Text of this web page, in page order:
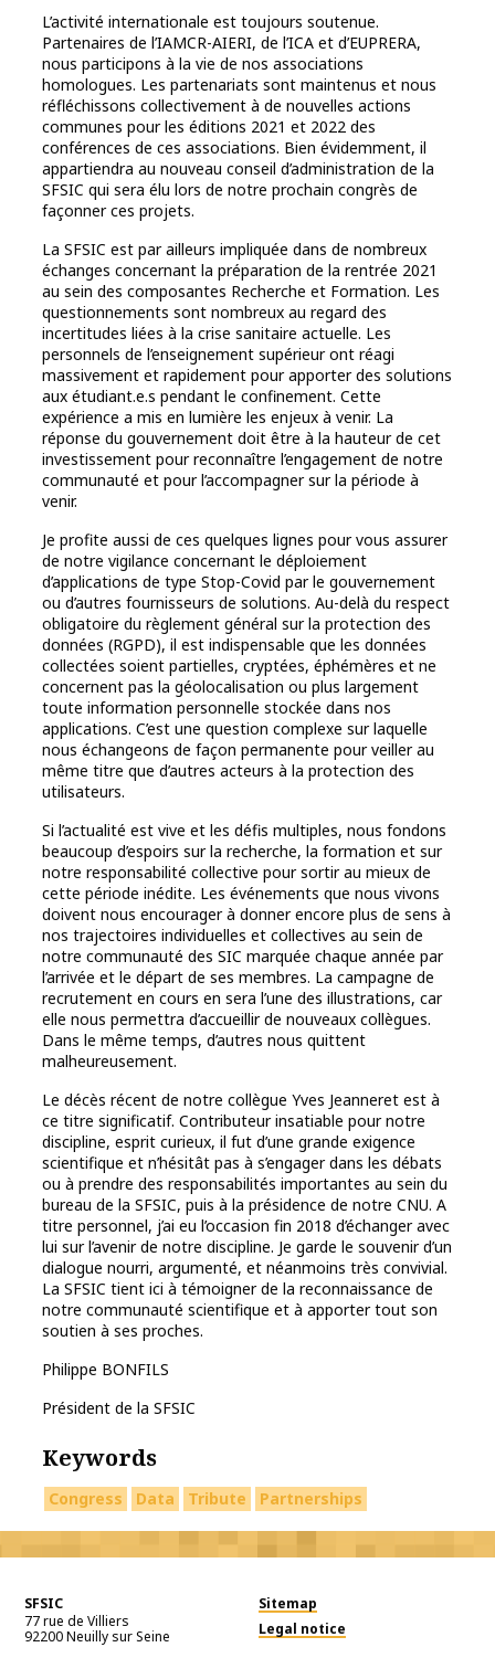
L’activité internationale est toujours soutenue.
Partenaires de l’IAMCR-AIERI, de l’ICA et d’EUPRERA,
nous participons à la vie de nos associations
homologues. Les partenariats sont maintenus et nous
réfléchissons collectivement à de nouvelles actions
communes pour les éditions 2021 et 2022 des
conférences de ces associations. Bien évidemment, il
appartiendra au nouveau conseil d’administration de la
SFSIC qui sera élu lors de notre prochain congrès de
façonner ces projets.
La SFSIC est par ailleurs impliquée dans de nombreux
échanges concernant la préparation de la rentrée 2021
au sein des composantes Recherche et Formation. Les
questionnements sont nombreux au regard des
incertitudes liées à la crise sanitaire actuelle. Les
personnels de l’enseignement supérieur ont réagi
massivement et rapidement pour apporter des solutions
aux étudiant.e.s pendant le confinement. Cette
expérience a mis en lumière les enjeux à venir. La
réponse du gouvernement doit être à la hauteur de cet
investissement pour reconnaître l’engagement de notre
communauté et pour l’accompagner sur la période à
venir.
Je profite aussi de ces quelques lignes pour vous assurer
de notre vigilance concernant le déploiement
d’applications de type Stop-Covid par le gouvernement
ou d’autres fournisseurs de solutions. Au-delà du respect
obligatoire du règlement général sur la protection des
données (RGPD), il est indispensable que les données
collectées soient partielles, cryptées, éphémères et ne
concernent pas la géolocalisation ou plus largement
toute information personnelle stockée dans nos
applications. C’est une question complexe sur laquelle
nous échangeons de façon permanente pour veiller au
même titre que d’autres acteurs à la protection des
utilisateurs.
Si l’actualité est vive et les défis multiples, nous fondons
beaucoup d’espoirs sur la recherche, la formation et sur
notre responsabilité collective pour sortir au mieux de
cette période inédite. Les événements que nous vivons
doivent nous encourager à donner encore plus de sens à
nos trajectoires individuelles et collectives au sein de
notre communauté des SIC marquée chaque année par
l’arrivée et le départ de ses membres. La campagne de
recrutement en cours en sera l’une des illustrations, car
elle nous permettra d’accueillir de nouveaux collègues.
Dans le même temps, d’autres nous quittent
malheureusement.
Le décès récent de notre collègue Yves Jeanneret est à
ce titre significatif. Contributeur insatiable pour notre
discipline, esprit curieux, il fut d’une grande exigence
scientifique et n’hésitât pas à s’engager dans les débats
ou à prendre des responsabilités importantes au sein du
bureau de la SFSIC, puis à la présidence de notre CNU. A
titre personnel, j’ai eu l’occasion fin 2018 d’échanger avec
lui sur l’avenir de notre discipline. Je garde le souvenir d’un
dialogue nourri, argumenté, et néanmoins très convivial.
La SFSIC tient ici à témoigner de la reconnaissance de
notre communauté scientifique et à apporter tout son
soutien à ses proches.
Philippe BONFILS
Président de la SFSIC
Keywords
Congress Data Tribute Partnerships
SFSIC
77 rue de Villiers
92200Neuilly sur Seine
Sitemap
Legal notice